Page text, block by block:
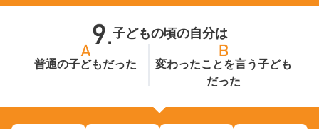
子どもの頃の自分は
普通の子どもだった
変わったことを言う子ども
だった